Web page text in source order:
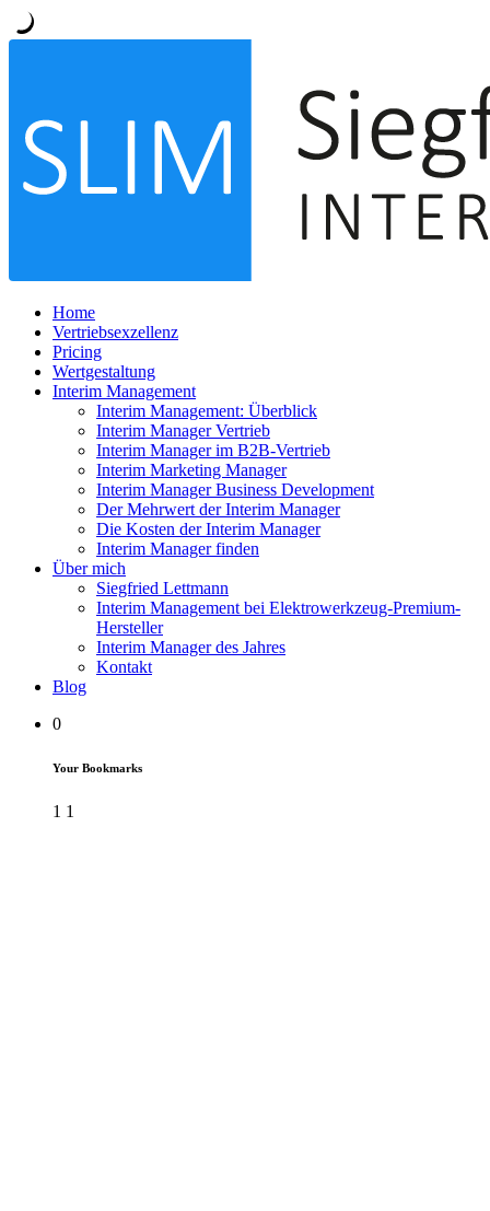
Home
Vertriebsexzellenz
Pricing
Wertgestaltung
Interim Management
Interim Management: Überblick
Interim Manager Vertrieb
Interim Manager im B2B-Vertrieb
Interim Marketing Manager
Interim Manager Business Development
Der Mehrwert der Interim Manager
Die Kosten der Interim Manager
Interim Manager finden
Über mich
Siegfried Lettmann
Interim Management bei Elektrowerkzeug-Premium-
Hersteller
Interim Manager des Jahres
Kontakt
Blog
0
Your Bookmarks
1 1